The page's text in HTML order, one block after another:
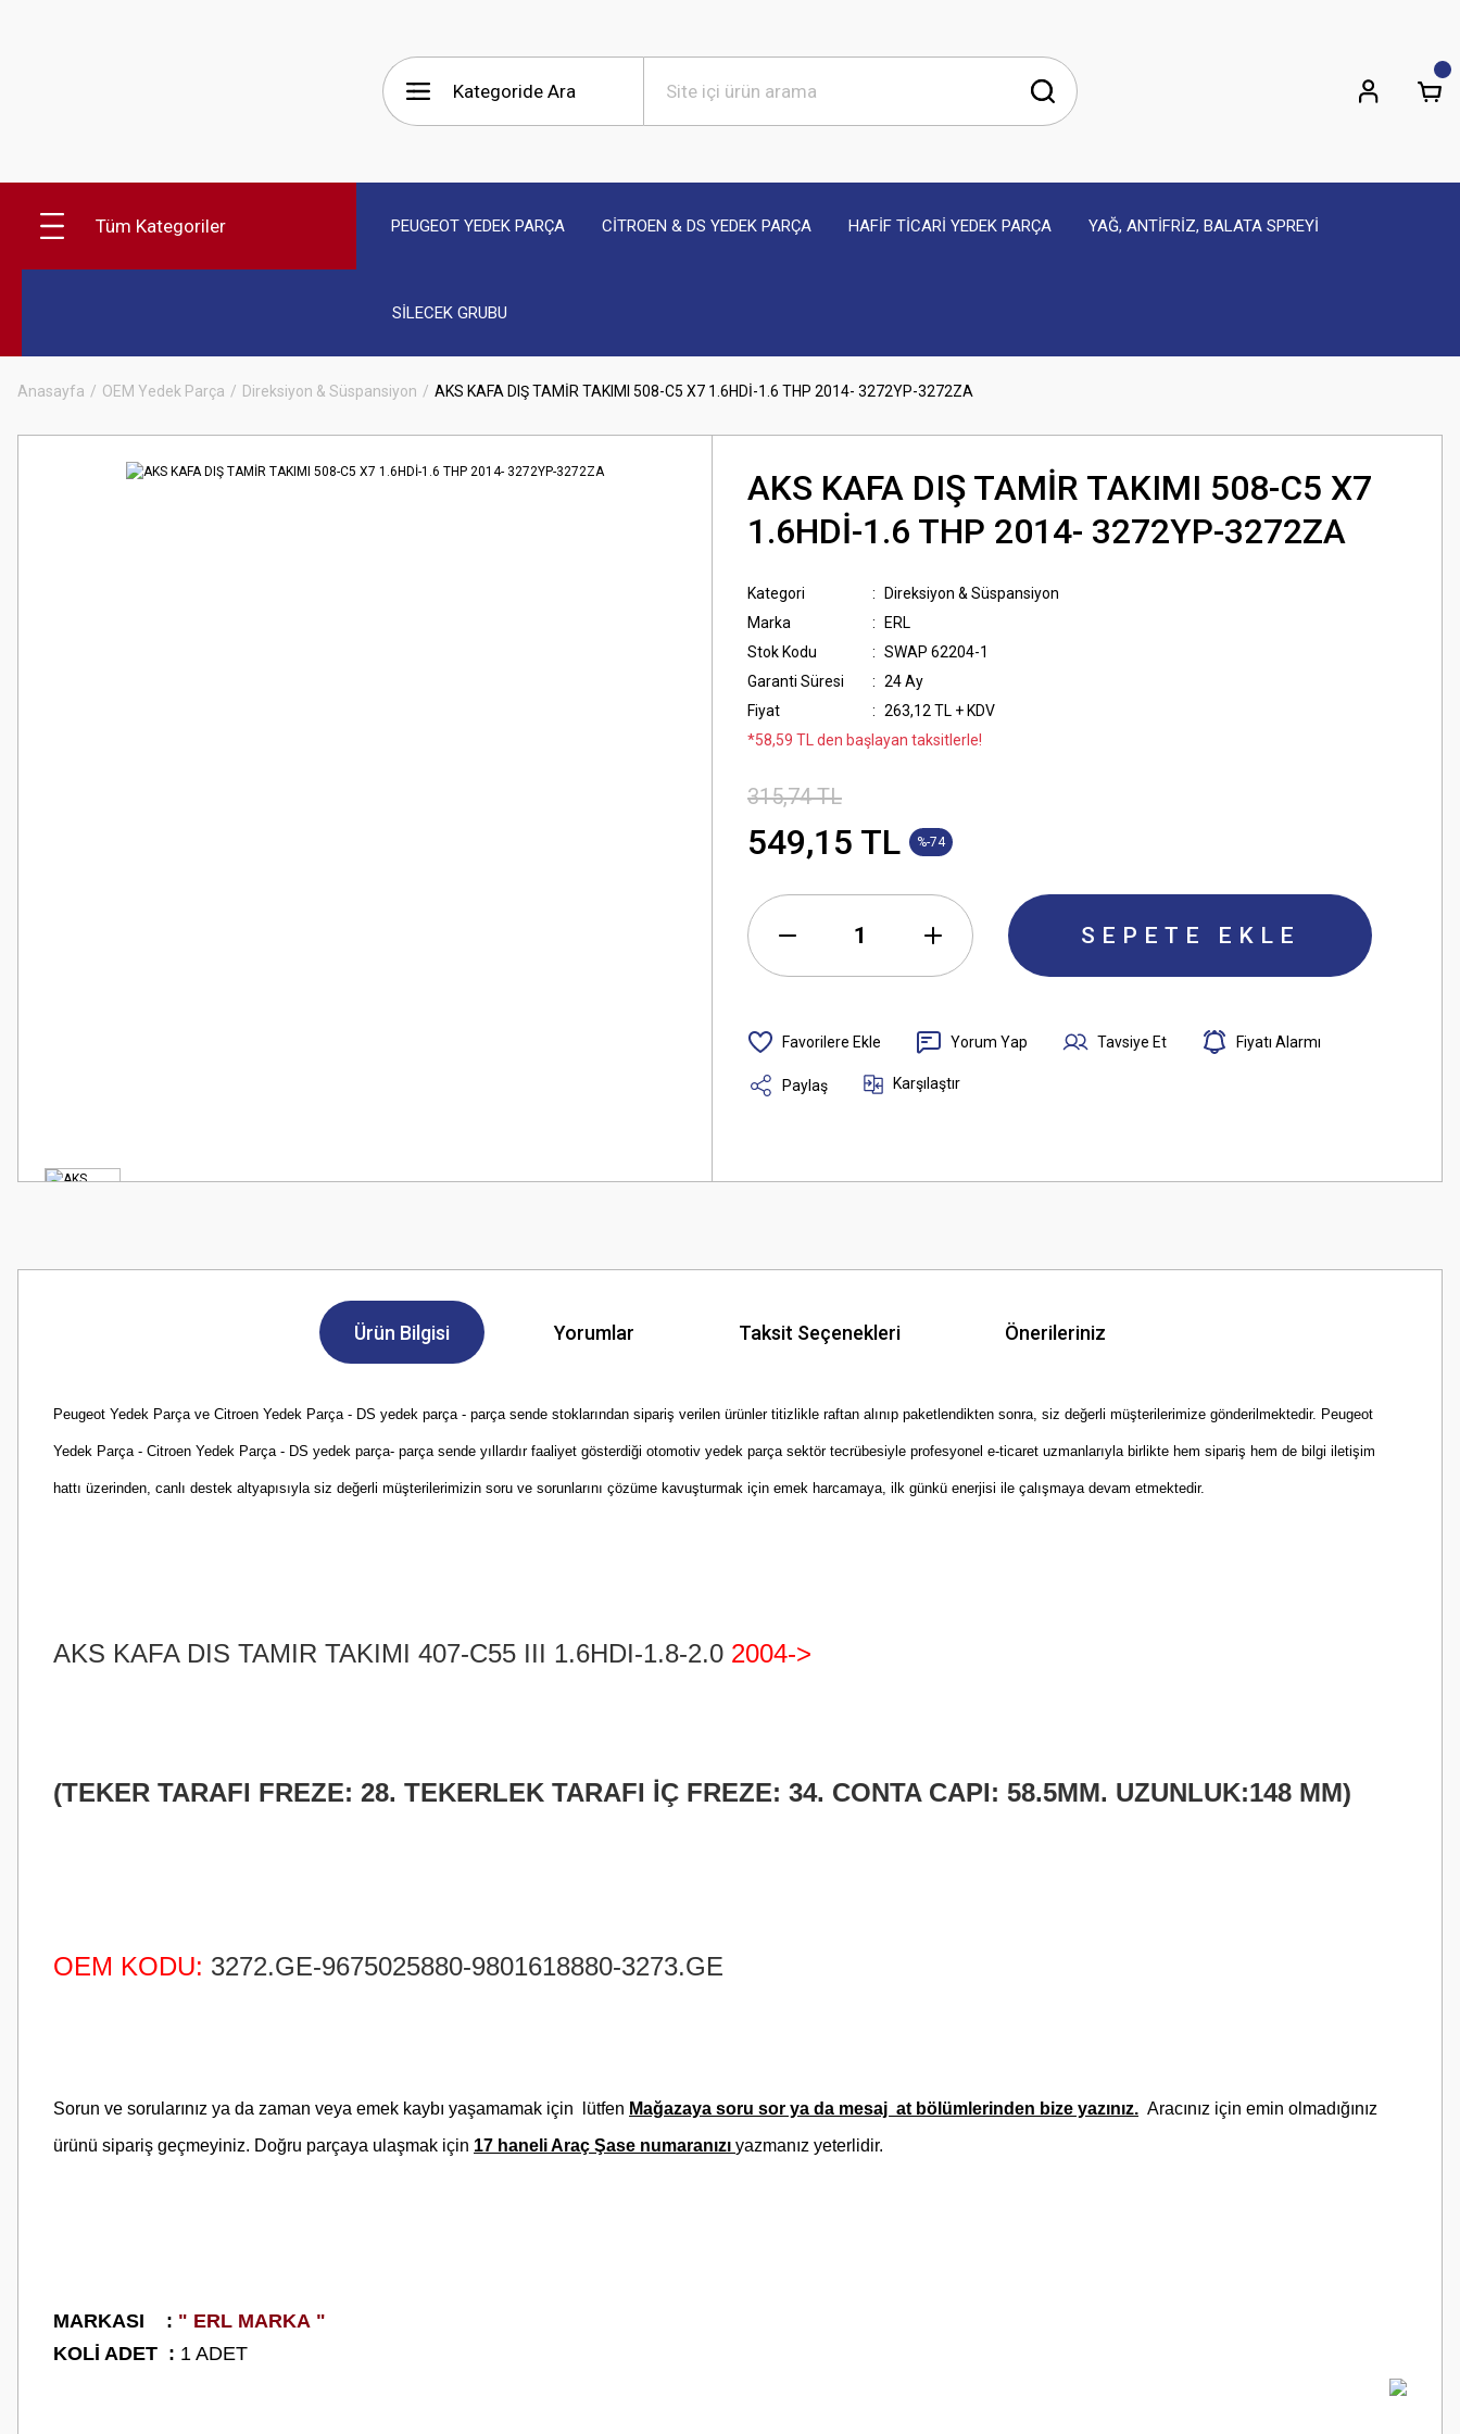
Tüm Kategoriler PEUGEOT YEDEK PARÇA CİTROEN & DS YEDEK PARÇA HAFİF TİCARİ YEDEK PARÇA YAĞ, ANTİFRİZ, BALATA SPREYİ
SİLECEK GRUBU
Anasayfa OEM Yedek Parça Direksiyon & Süspansiyon AKS KAFA DIŞ TAMİR TAKIMI 508-C5 X7 1.6HDİ-1.6 THP 2014- 3272YP-3272ZA
AKS KAFA DIŞ TAMİR TAKIMI 508-C5 X7
1.6HDİ-1.6 THP 2014- 3272YP-3272ZA
Kategori
Direksiyon & Süspansiyon
Marka
ERL
Stok Kodu
SWAP 62204-1
Garanti Süresi
24 Ay
Fiyat
263,12 TL + KDV
*58,59 TL den başlayan taksitlerle!
315,74 TL
549,15 TL %-74
SEPETE EKLE
Yorum Yap Tavsiye Et Fiyatı Alarmı
Paylaş Karşılaştır
Ürün Bilgisi Yorumlar Taksit Seçenekleri Önerileriniz
Peugeot Yedek Parça ve Citroen Yedek Parça - DS yedek parça - parça sende stoklarından sipariş verilen ürünler titizlikle raftan alınıp paketlendikten sonra, siz değerli müşterilerimize gönderilmektedir. Peugeot
Yedek Parça - Citroen Yedek Parça - DS yedek parça- parça sende yıllardır faaliyet gösterdiği otomotiv yedek parça sektör tecrübesiyle profesyonel e-ticaret uzmanlarıyla birlikte hem sipariş hem de bilgi iletişim
hattı üzerinden, canlı destek altyapısıyla siz değerli müşterilerimizin soru ve sorunlarını çözüme kavuşturmak için emek harcamaya, ilk günkü enerjisi ile çalışmaya devam etmektedir.
AKS KAFA DIS TAMIR TAKIMI 407-C55 III 1.6HDI-1.8-2.0 2004->
(TEKER TARAFI FREZE: 28. TEKERLEK TARAFI İÇ FREZE: 34. CONTA CAPI: 58.5MM. UZUNLUK:148 MM)
OEM KODU: 3272.GE-9675025880-9801618880-3273.GE
Sorun ve sorularınız ya da zaman veya emek kaybı yaşamamak için lütfen Mağazaya soru sor ya da mesaj at bölümlerinden bize yazınız. Aracınız için emin olmadığınız
ürünü sipariş geçmeyiniz. Doğru parçaya ulaşmak için 17 haneli Araç Şase numaranızı yazmanız yeterlidir.
MARKASI : " ERL MARKA "
KOLİ ADET : 1 ADET